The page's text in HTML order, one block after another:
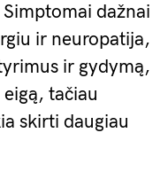
Simptomai dažnai
ir neuropatija,
ir gydymą,
tačiau
skirti daugiau